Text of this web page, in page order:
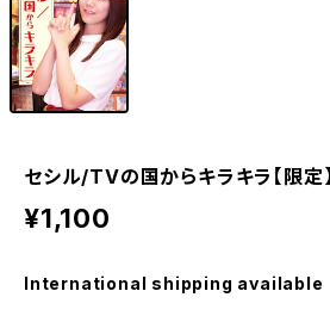
セシル/TVの国からキラキラ【限定】
¥1,100
International shipping available